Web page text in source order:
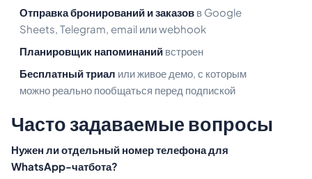
Отправка бронирований и заказов в Google
Sheets, Telegram, email или webhook
Планировщик напоминаний встроен
Бесплатный триал или живое демо, с которым
можно реально пообщаться перед подпиской
Часто задаваемые вопросы
Нужен ли отдельный номер телефона для
WhatsApp-чатбота?